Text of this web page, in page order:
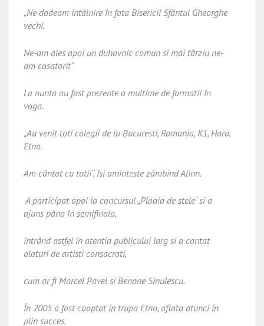
„Ne dadeam intâlnire în fata Bisericii Sfântul Gheorghe
vechi.
Ne-am ales apoi un duhovnic comun si mai târziu ne-
am casatorit“
La nunta au fost prezente o multime de formatii în
voga.
„Au venit toti colegii de la Bucuresti, Romania, K1, Hora,
Etno.
Am cântat cu totii“, îsi aminteste zâmbind Alinn.
A participat apoi la concursul „Ploaia de stele“ si a
ajuns pâna în semifinala,
intrând astfel în atentia publicului larg si a cantat
alaturi de artisti consacrati,
cum ar fi Marcel Pavel si Benone Sinulescu.
În 2005 a fost cooptat în trupa Etno, aflata atunci în
plin succes.